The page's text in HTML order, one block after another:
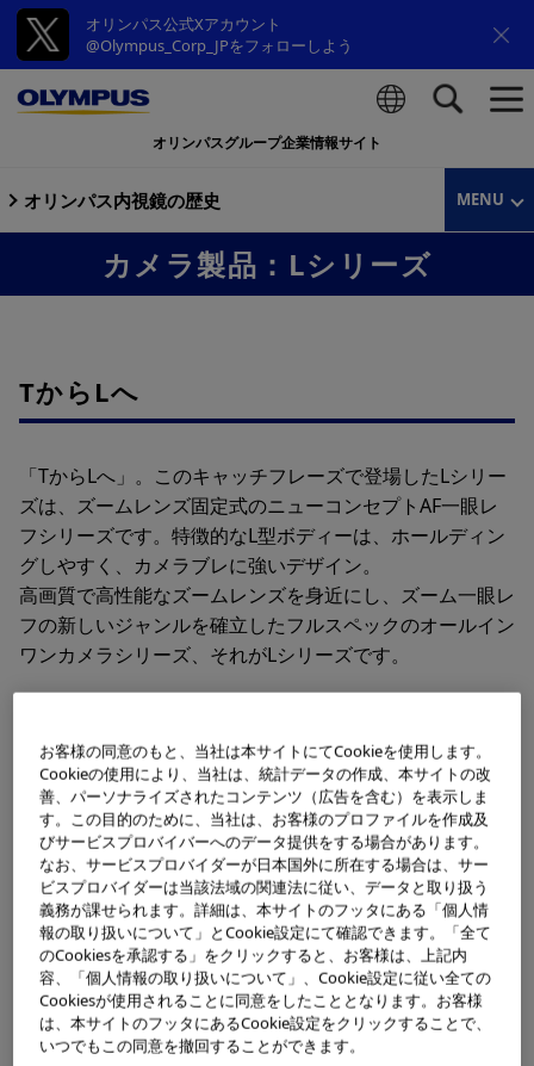
オリンパス公式Xアカウント
@Olympus_Corp_JPをフォローしよう
オリンパスグループ企業情報サイト
オリンパス内視鏡の歴史 MENU
カメラ製品：Lシリーズ
TからLへ
「TからLへ」。このキャッチフレーズで登場したLシリー
ズは、ズームレンズ固定式のニューコンセプトAF一眼レ
フシリーズです。特徴的なL型ボディーは、ホールディン
グしやすく、カメラブレに強いデザイン。
高画質で高性能なズームレンズを身近にし、ズーム一眼レ
フの新しいジャンルを確立したフルスペックのオールイン
ワンカメラシリーズ、それがLシリーズです。
L-1
お客様の同意のもと、当社は本サイトにてCookieを使用します。
Cookieの使用により、当社は、統計データの作成、本サイトの改
善、パーソナライズされたコンテンツ（広告を含む）を表示しま
す。この目的のために、当社は、お客様のプロファイルを作成及
びサービスプロバイバーへのデータ提供をする場合があります。
なお、サービスプロバイダーが日本国外に所在する場合は、サー
ビスプロバイダーは当該法域の関連法に従い、データと取り扱う
義務が課せられます。詳細は、本サイトのフッタにある「個人情
報の取り扱いについて」とCookie設定にて確認できます。「全て
のCookiesを承認する」をクリックすると、お客様は、上記内
容、「個人情報の取り扱いについて」、Cookie設定に従い全ての
Cookiesが使用されることに同意をしたこととなります。お客様
は、本サイトのフッタにあるCookie設定をクリックすることで、
いつでもこの同意を撤回することができます。